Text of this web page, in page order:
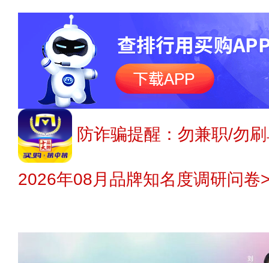
防诈骗提醒：勿兼职/勿
2026年08月品牌知名度调研问卷